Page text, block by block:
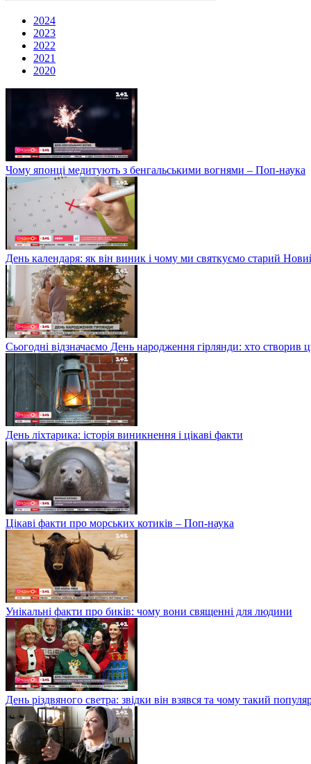
2024
2023
2022
2021
2020
Чому японці медитують з бенгальськими вогнями – Поп-наука
День календаря: як він виник і чому ми святкуємо старий
Сьогодні відзначаємо День народження гірлянди: хто створив
День ліхтарика: історія виникнення і цікаві факти
Цікаві факти про морських котиків – Поп-наука
Унікальні факти про биків: чому вони священні для людини
День різдвяного светра: звідки він взявся та чому такий